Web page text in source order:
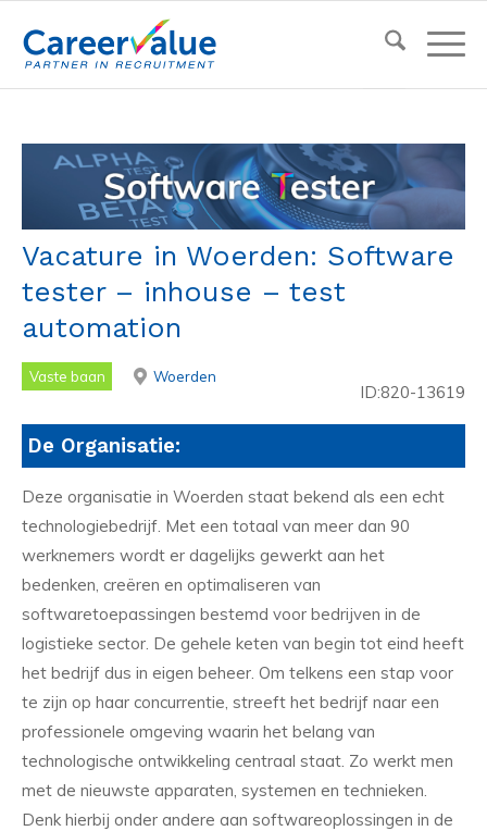
Vacature in Woerden: Software
tester – inhouse – test
automation
Vaste baan Woerden
ID:820-13619
De Organisatie:
Deze organisatie in Woerden staat bekend als een echt
technologiebedrijf. Met een totaal van meer dan 90
werknemers wordt er dagelijks gewerkt aan het
bedenken, creëren en optimaliseren van
softwaretoepassingen bestemd voor bedrijven in de
logistieke sector. De gehele keten van begin tot eind heeft
het bedrijf dus in eigen beheer. Om telkens een stap voor
te zijn op haar concurrentie, streeft het bedrijf naar een
professionele omgeving waarin het belang van
technologische ontwikkeling centraal staat. Zo werkt men
met de nieuwste apparaten, systemen en technieken.
Denk hierbij onder andere aan softwareoplossingen in de